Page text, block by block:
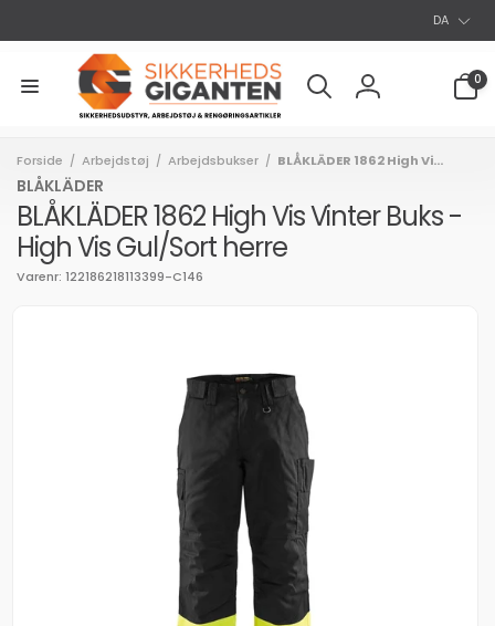
p
DA
Log
0
0
varer
Forside / Arbejdstøj / Arbejdsbukser / BLÅKLÄDER 1862 High Vi...
BLÅKLÄDER
BLÅKLÄDER 1862 High Vis Vinter Buks -
High Vis Gul/Sort herre
Varenr: 122186218113399-C146